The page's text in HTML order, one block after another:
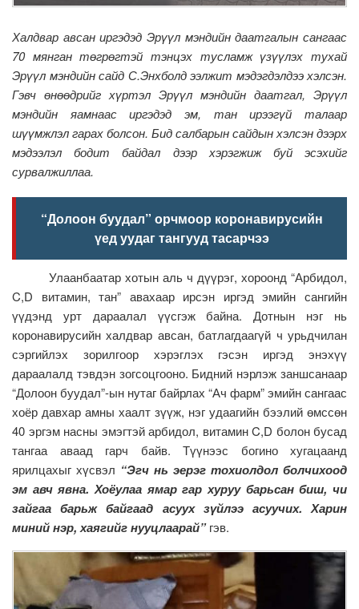
Халдвар авсан иргэдэд Эрүүл мэндийн даатгалын сангаас
70 мянган төгрөгтэй тэнцэх тусламж үзүүлэх тухай
Эрүүл мэндийн сайд С.Энхболдээлжит мэдэгдэлдээ хэлсэн.
Гэвч өнөөдрийг хүртэл Эрүүл мэндийн даатгал, Эрүүл
мэндийн яамнаасиргэдэд эм, тан ирээгүй талаар
шүүмжлэл гарах болсон. Бид салбарын сайдын хэлсэн дээрх
мэдээлэл бодит байдал дээр хэрэгжиж буй эсэхийг
сурвалжиллаа.
“Долоон буудал” орчмоор коронавирусийн
үед уудаг тангууд тасарчээ
Улаанбаатар хотын аль ч дүүрэг, хороонд “Арбидол,
C,D витамин, тан” авахаар ирсэн иргэд эмийн сангийн
үүдэнд урт дараалал үүсгэж байна. Дотнын нэг нь
коронавирусийн халдвар авсан, батлагдаагүй ч урьдчилан
сэргийлэх зорилгоор хэрэглэх гэсэн иргэд энэхүү
дараалалд тэвдэн зогсоцгооно. Бидний нэрлэж заншсанаар
“Долоон буудал”-ын нутаг байрлах “Ач фарм” эмийн сангаас
хоёр давхар амны хаалт зүүж, нэг удаагийн бээлий өмссөн
40 эргэм насны эмэгтэй арбидол, витамин C,D болон бусад
тангаа аваад гарч байв. Түүнээс богино хугацаанд
ярилцахыг хүсвэл “Эгч нь эерэг тохиолдол болчихоод
эм авч явна. Хоёулаа ямар гар хуруу барьсан биш, чи
зайгаа барьж байгаад асуух зүйлээ асуучих. Харин
миний нэр, хаягийг нууцлаарай”гэв.